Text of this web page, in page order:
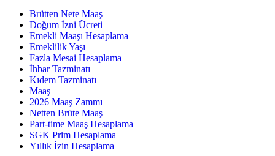
Brütten Nete Maaş
Doğum İzni Ücreti
Emekli Maaşı Hesaplama
Emeklilik Yaşı
Fazla Mesai Hesaplama
İhbar Tazminatı
Kıdem Tazminatı
Maaş
2026 Maaş Zammı
Netten Brüte Maaş
Part-time Maaş Hesaplama
SGK Prim Hesaplama
Yıllık İzin Hesaplama